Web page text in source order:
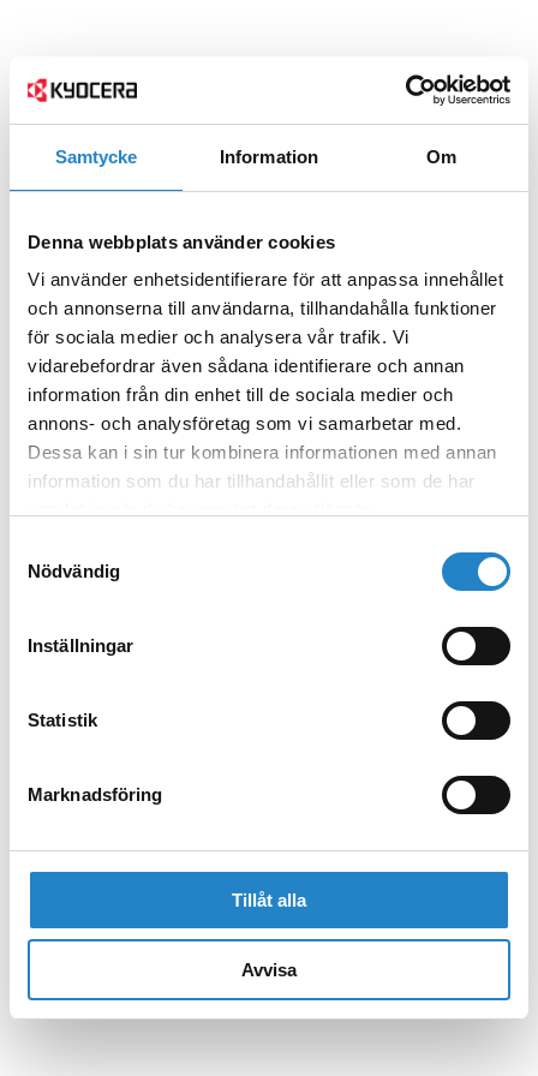
Samtycke Information Om
Denna webbplats använder cookies
Vi använder enhetsidentifierare för att anpassa innehållet
och annonserna till användarna, tillhandahålla funktioner
för sociala medier och analysera vår trafik. Vi
vidarebefordrar även sådana identifierare och annan
information från din enhet till de sociala medier och
annons- och analysföretag som vi samarbetar med.
Dessa kan i sin tur kombinera informationen med annan
information som du har tillhandahållit eller som de har
Nödvändig
Inställningar
Statistik
Marknadsföring
Tillåt alla
Avvisa